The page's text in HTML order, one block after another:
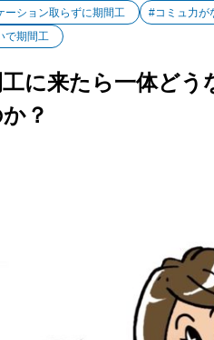
ーション取らずに期間工 #コミュ力が
で期間工
に来たら一体ど
？